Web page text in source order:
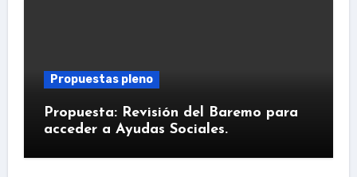
Propuestas pleno
Propuesta: Revisión del Baremo para
acceder a Ayudas Sociales.